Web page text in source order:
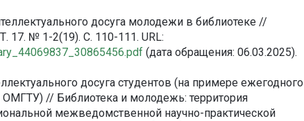
досуга молодежи в библиотеке //
17. № 1-2(19). С. 110-111. URL:
(дата обращения: 06.03.2025).
досуга студентов (на примере ежегодного
ОМГТУ) // Библиотека и молодежь: территория
межведомственной научно-практической